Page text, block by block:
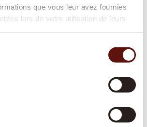
que vous leur avez fournies
lors de votre utilisation de leurs
de nettoyage
à vos côtés
selon vos préférences
pour